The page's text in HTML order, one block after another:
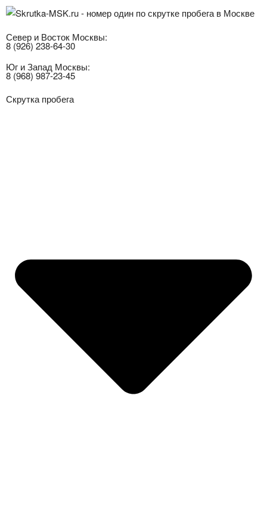
Север и Восток Москвы:
8 (926) 238-64-30
Юг и Запад Москвы:
8 (968) 987-23-45
Скрутка пробега